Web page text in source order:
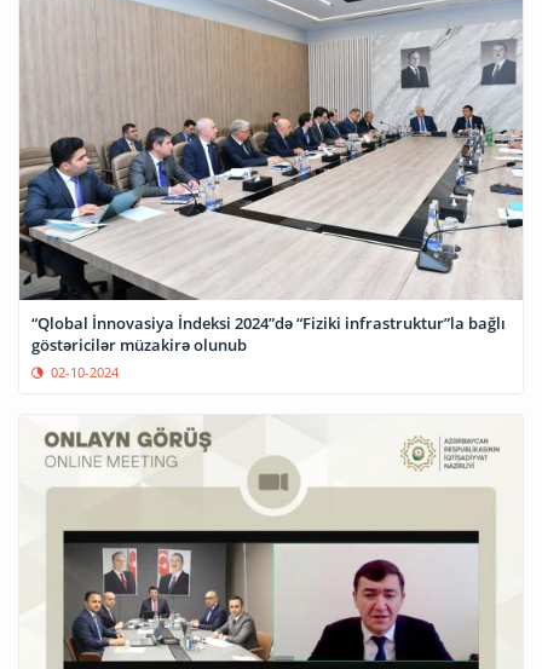
“Qlobal İnnovasiya İndeksi 2024”də “Fiziki infrastruktur”la bağlı
göstəricilər müzakirə olunub
02-10-2024